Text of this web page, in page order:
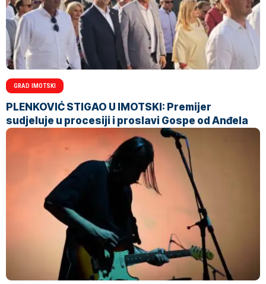
GRAD IMOTSKI
PLENKOVIĆ STIGAO U IMOTSKI: Premijer
sudjeluje u procesiji i proslavi Gospe od Anđela